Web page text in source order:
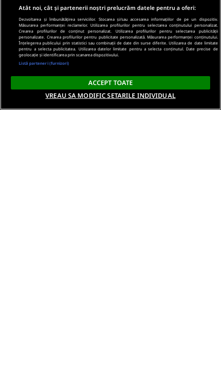
Atât noi, cât și partenerii noștri prelucrăm datele pentru a oferi:
Dezvoltarea și îmbunătățirea serviciilor. Stocarea și/sau accesarea informațiilor de pe un dispozitiv.
Măsurarea performanței reclamelor. Utilizarea profilurilor pentru selectarea conținutului personalizat.
Crearea profilurilor de conținut personalizat. Utilizarea profilurilor pentru selectarea publicității
personalizate. Crearea profilurilor pentru publicitate personalizată. Măsurarea performanței conținutului.
Înțelegerea publicului prin statistici sau combinații de date din surse diferite. Utilizarea de date limitate
pentru a selecta publicitatea. Utilizarea datelor limitate pentru a selecta conținutul. Date precise de
geolocație și identificarea prin scanarea dispozitivului.
Listă parteneri (furnizori)
ACCEPT TOATE
VREAU SA MODIFIC SETARILE INDIVIDUAL